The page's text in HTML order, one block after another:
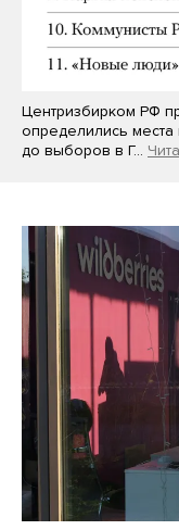
Центризбирком РФ
определились места
до выборов в Г…